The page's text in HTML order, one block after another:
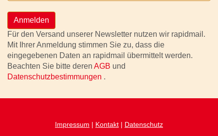
Anmelden
Für den Versand unserer Newsletter nutzen wir rapidmail.
Mit Ihrer Anmeldung stimmen Sie zu, dass die
eingegebenen Daten an rapidmail übermittelt werden.
Beachten Sie bitte deren AGB und
Datenschutzbestimmungen .
Impressum | Kontakt | Datenschutz